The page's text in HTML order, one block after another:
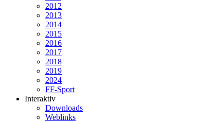
2012
2013
2014
2015
2016
2017
2018
2019
2024
FF-Sport
Interaktiv
Downloads
Weblinks